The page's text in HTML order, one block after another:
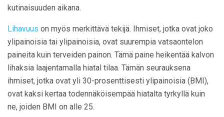
kutinaisuuden aikana.
Lihavuus on myös merkittävä tekijä. Ihmiset, jotka ovat joko
ylipainoisia tai ylipainoisia, ovat suurempia vatsaontelon
paineita kuin terveiden painon. Tämä paine heikentää kalvon
lihaksia laajentamalla hiatal tilaa. Tämän seurauksena
ihmiset, jotka ovat yli 30-prosenttisesti ylipainoisia (BMI),
ovat kaksi kertaa todennäköisempää hiatalta tyrkyllä ​​kuin
ne, joiden BMI on alle 25.